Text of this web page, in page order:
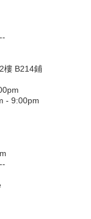
樓 B214鋪
- 9:00pm